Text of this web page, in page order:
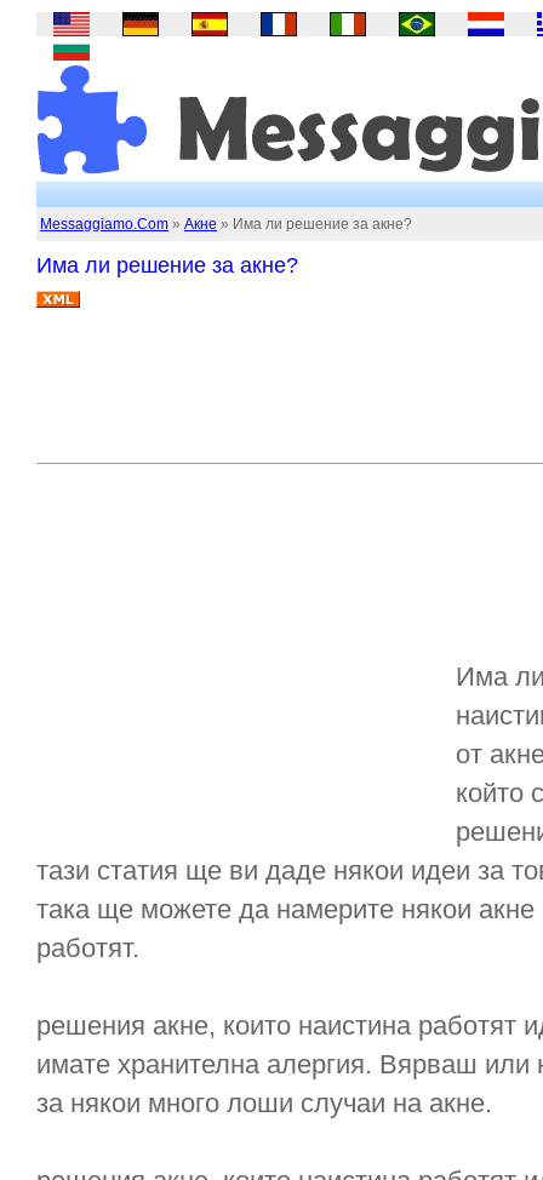
Messaggiamo.Com » Акне » Има ли решение за акне?
Има ли решение за акне?
Има
от
който
тази статия ще ви даде някои идеи за
така ще можете да намерите някои
работят.
решения акне, които наистина работят
имате хранителна алергия. Вярваш
за някои много лоши случаи на акне.